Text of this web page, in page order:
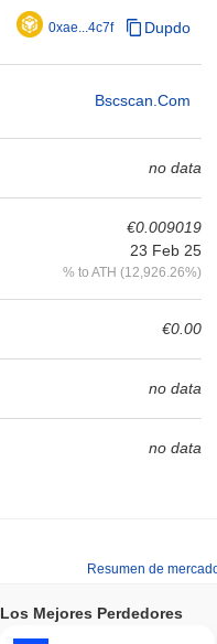
0xae...4c7f Dupdo
Bscscan.com
no data
€0.009019
23 Feb 25
% to ATH (12,926.26%)
€0.00
no data
no data
Resumen de
Los Mejores Perdedores